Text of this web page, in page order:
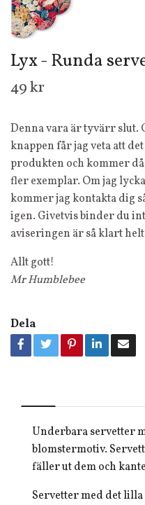
Lyx - Runda
49 kr
Denna vara är tyvärr slut.
knappen får jag veta att
produkten och kommer
fler exemplar. Om jag
kommer jag kontakta dig
igen. Givetvis binder du
aviseringen är så klart
Allt gott!
Mr Humblebee
Dela
Underbara servetter
blomstermotiv.
fäller ut dem och
Servetter med det